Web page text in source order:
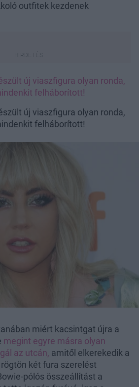
outfitek kezdenek
új viaszfigura olyan ronda,
felháborított!
új viaszfigura olyan ronda,
felháborított!
miért kacsintgat újra a
megint egyre másra olyan
az utcán, amitől elkerekedik a
két fura szerelést
pólós összeállítást a